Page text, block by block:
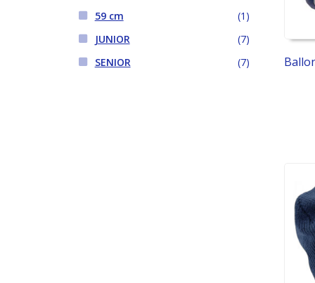
59 cm
(1)
JUNIOR
(7)
SENIOR
(7)